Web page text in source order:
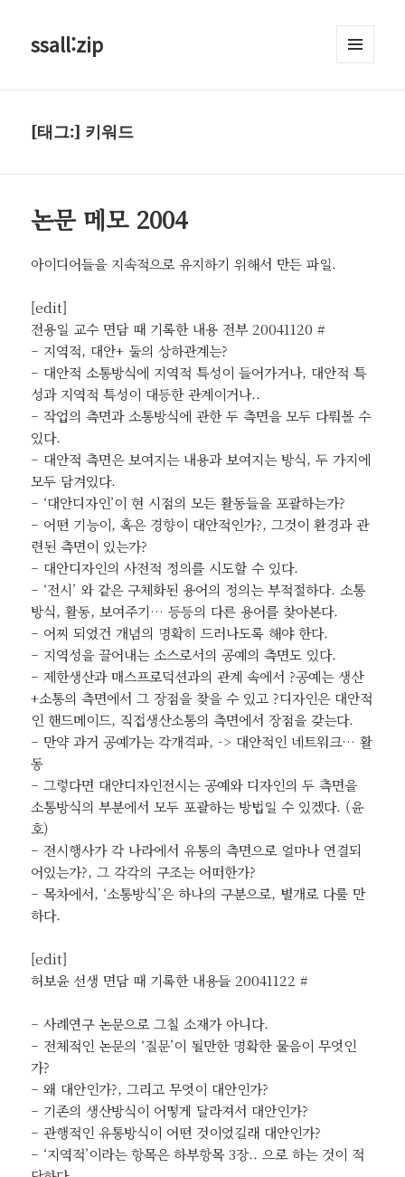
ssall:zip
[태그:] 키워드
논문 메모 2004
아이디어들을 지속적으로 유지하기 위해서 만든 파일.
[edit]
전용일 교수 면담 때 기록한 내용 전부 20041120 #
– 지역적, 대안+ 둘의 상하관계는?
– 대안적 소통방식에 지역적 특성이 들어가거나, 대안적 특
성과 지역적 특성이 대등한 관계이거나..
– 작업의 측면과 소통방식에 관한 두 측면을 모두 다뤄볼 수
있다.
– 대안적 측면은 보여지는 내용과 보여지는 방식, 두 가지에
모두 담겨있다.
– ‘대안디자인’이 현 시점의 모든 활동들을 포괄하는가?
– 어떤 기능이, 혹은 경향이 대안적인가?, 그것이 환경과 관
련된 측면이 있는가?
– 대안디자인의 사전적 정의를 시도할 수 있다.
– ‘전시’ 와 같은 구체화된 용어의 정의는 부적절하다. 소통
방식, 활동, 보여주기… 등등의 다른 용어를 찾아본다.
– 어찌 되었건 개념의 명확히 드러나도록 해야 한다.
– 지역성을 끌어내는 소스로서의 공예의 측면도 있다.
– 제한생산과 매스프로덕션과의 관계 속에서 ?공예는 생산
+소통의 측면에서 그 장점을 찾을 수 있고 ?디자인은 대안적
인 핸드메이드, 직접생산소통의 측면에서 장점을 갖는다.
– 만약 과거 공예가는 각개격파, -> 대안적인 네트워크… 활
동
– 그렇다면 대안디자인전시는 공예와 디자인의 두 측면을
소통방식의 부분에서 모두 포괄하는 방법일 수 있겠다. (윤
호)
– 전시행사가 각 나라에서 유통의 측면으로 얼마나 연결되
어있는가?, 그 각각의 구조는 어떠한가?
– 목차에서, ‘소통방식’은 하나의 구분으로, 별개로 다룰 만
하다.
[edit]
허보윤 선생 면담 때 기록한 내용들 20041122 #
– 사례연구 논문으로 그칠 소재가 아니다.
– 전체적인 논문의 ‘질문’이 될만한 명확한 물음이 무엇인
가?
– 왜 대안인가?, 그리고 무엇이 대안인가?
– 기존의 생산방식이 어떻게 달라져서 대안인가?
– 관행적인 유통방식이 어떤 것이었길래 대안인가?
– ‘지역적’이라는 항목은 하부항목 3장.. 으로 하는 것이 적